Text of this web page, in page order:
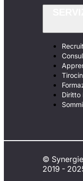
Diritto
©
2019 -